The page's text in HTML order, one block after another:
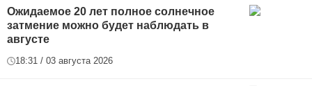
Ожидаемое 20 лет полное солнечное
затмение можно будет наблюдать в
августе
18:31 / 03 августа 2026